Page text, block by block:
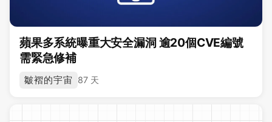
蘋果多系統曝重大安全漏洞 逾20個CVE編號
需緊急修補
皺褶的宇宙 87 天